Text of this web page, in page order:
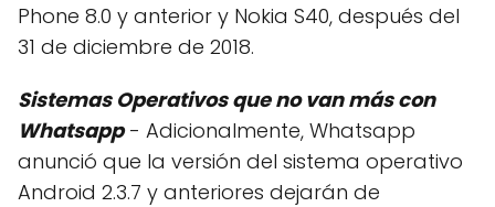
Phone 8.0 y anterior y Nokia S40, después del
31 de diciembre de 2018.
Sistemas Operativos que no van más con
Whatsapp- Adicionalmente, Whatsapp
anunció que la versión del sistema operativo
Android 2.3.7 y anteriores dejarán de